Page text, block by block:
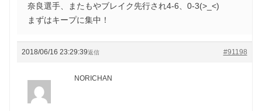
奈良選手、またもやブレイク先行され4-6、0-3(>_<)
まずはキープに集中！
2018/06/16 23:29:39 #91198
返信
NORICHAN